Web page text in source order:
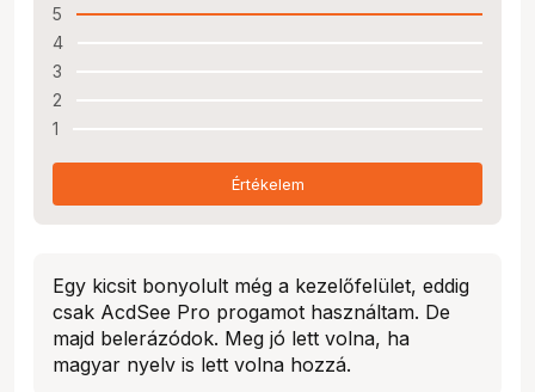
5
4
3
2
1
Értékelem
Egy kicsit bonyolult még a kezelőfelület, eddig
csak AcdSee Pro progamot használtam. De
majd belerázódok. Meg jó lett volna, ha
magyar nyelv is lett volna hozzá.